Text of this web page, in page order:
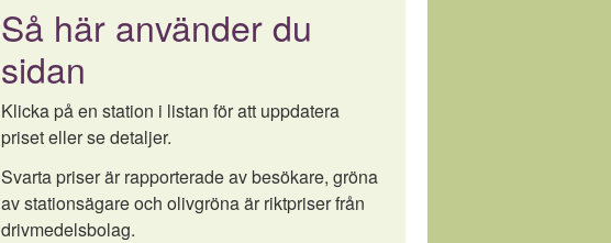
Så här använder du
sidan
Klicka på en station i listan för att uppdatera
priset eller se detaljer.
Svarta priser är rapporterade av besökare, gröna
av stationsägare och olivgröna är riktpriser från
drivmedelsbolag.